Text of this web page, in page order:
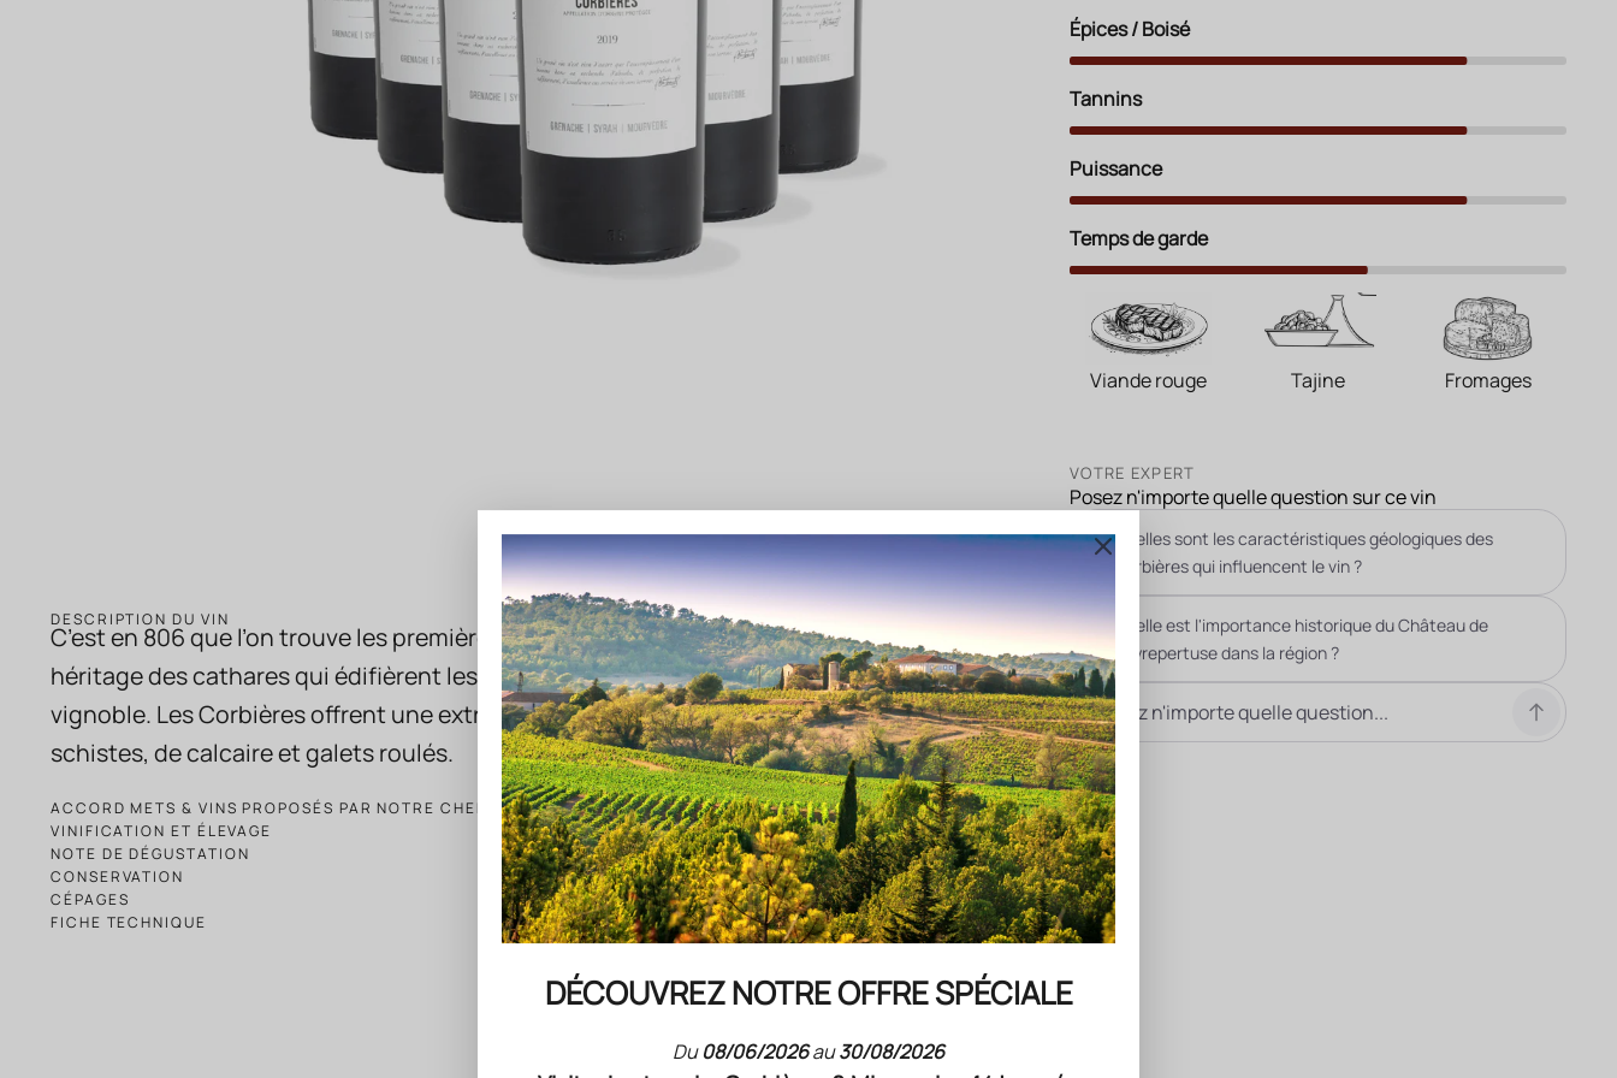
DÉCOUVREZ NOTRE OFFRE SPÉCIALE
Du08/06/2026au30/08/2026
Épices / Boisé
Tannins
Puissance
Temps de garde
Viande rouge Tajine Fromages
VOTRE EXPERT
Posez n'importe quelle question sur ce vin
Quelles sont les caractéristiques géologiques des
Corbières qui influencent le vin ?
Quelle est l'importance historique du Château de
Peyrepertuse dans la région ?
DESCRIPTION DU VIN
C’est en 806 que l’on trouve les premières traces du Château de Peyrepertuse,
héritage des cathares qui édifièrent les citadelles du vertige, dominant toujours le
vignoble. Les Corbières offrent une extraordinaire diversité géologique de
schistes, de calcaire et galets roulés.
ACCORD METS & VINS PROPOSÉS PAR NOTRE CHEF
VINIFICATION ET ÉLEVAGE
NOTE DE DÉGUSTATION
CONSERVATION
CÉPAGES
FICHE TECHNIQUE